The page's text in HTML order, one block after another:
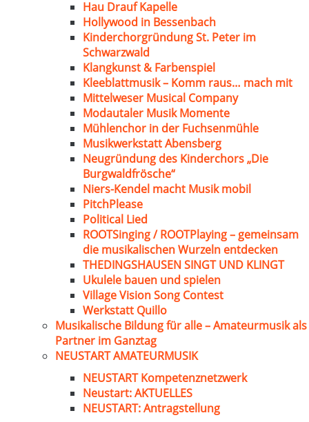
Hau Drauf Kapelle
Hollywood in Bessenbach
Kinderchorgründung St. Peter im
Schwarzwald
Klangkunst & Farbenspiel
Kleeblattmusik – Komm raus… mach mit
Mittelweser Musical Company
Modautaler Musik Momente
Mühlenchor in der Fuchsenmühle
Musikwerkstatt Abensberg
Neugründung des Kinderchors „Die
Burgwaldfrösche“
Niers-Kendel macht Musik mobil
PitchPlease
Political Lied
ROOTSinging / ROOTPlaying – gemeinsam
die musikalischen Wurzeln entdecken
THEDINGSHAUSEN SINGT UND KLINGT
Ukulele bauen und spielen
Village Vision Song Contest
Werkstatt Quillo
Musikalische Bildung für alle – Amateurmusik als
Partner im Ganztag
NEUSTART AMATEURMUSIK
NEUSTART Kompetenznetzwerk
Neustart: AKTUELLES
NEUSTART: Antragstellung